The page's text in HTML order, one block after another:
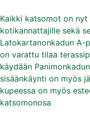
Kaikki katsomot on
kotikannattajille sekä
Latokartanonkadun A-
on varattu tilaa
käydään
sisäänkäynti on myös
kupeessa on myös
katsomonosa